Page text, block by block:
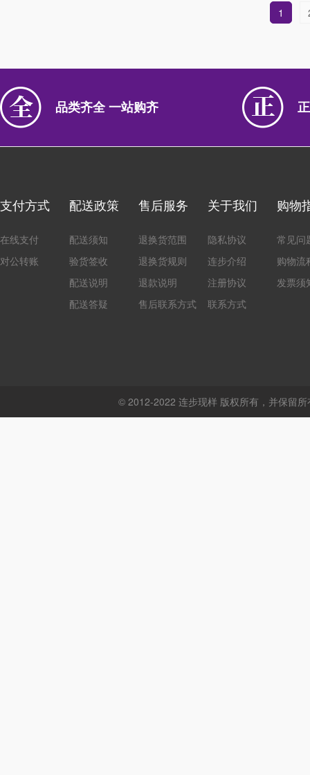
1
品类齐全 一站购齐
支付方式
在线支付
对公转账
配送政策
配送须知
验货签收
配送说明
配送答疑
售后服务
退换货范围
退换货规则
退款说明
售后联系方式
关于我们
隐私协议
连步介绍
注册协议
联系方式
购物
常见问
购物流
发票须
© 2012-2022 连步现样 版权所有，并保留